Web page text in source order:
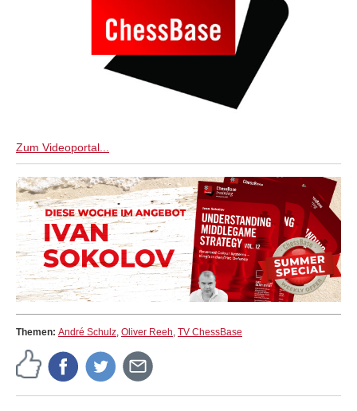
Zum Videoportal...
Themen: André Schulz, Oliver Reeh, TV ChessBase